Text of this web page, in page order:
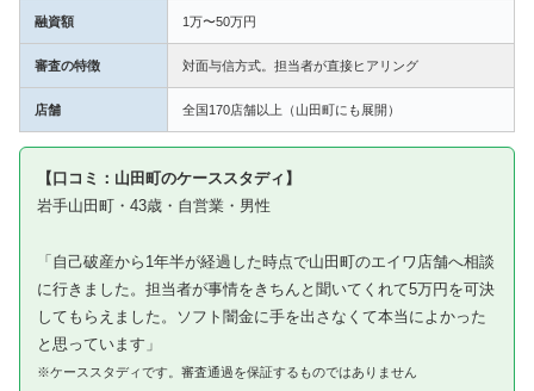
融資額 1万〜50万円
審査の特徴 対面与信方式。担当者が直接ヒアリング
店舗 全国170店舗以上（山田町にも展開）
【口コミ：山田町のケーススタディ】
岩手山田町・43歳・自営業・男性
「自己破産から1年半が経過した時点で山田町のエイワ店舗へ相談
に行きました。担当者が事情をきちんと聞いてくれて5万円を可決
してもらえました。ソフト闇金に手を出さなくて本当によかった
と思っています」
※ケーススタディです。審査通過を保証するものではありません